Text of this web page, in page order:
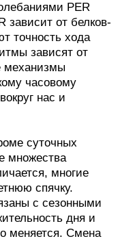
PER
зависит от белков-
точность хода
зависят от
механизмы
часовому
нас и
суточных
множества
многие
спячку.
с сезонными
дня и
меняется. Смена